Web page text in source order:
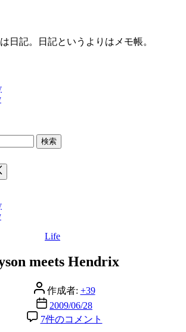
日記。日記というよりはメモ帳。
カ
ゴ
ー
Life
meets Hendrix
投
稿
者
作成者: +39
投
稿
2009/06/28
myson
meets
7件のコメント